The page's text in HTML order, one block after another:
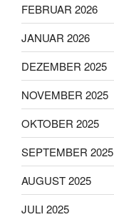
FEBRUAR 2026
JANUAR 2026
DEZEMBER 2025
NOVEMBER 2025
OKTOBER 2025
SEPTEMBER 2025
AUGUST 2025
JULI 2025